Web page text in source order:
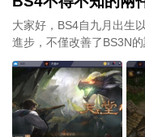
大家好，BS4自九月出生
進步，不僅改善了BS3N的